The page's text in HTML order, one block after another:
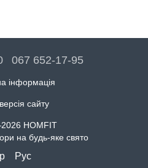
067 652-17-95
інформація
сайту
HOMFIT
на будь-яке свято
Рус